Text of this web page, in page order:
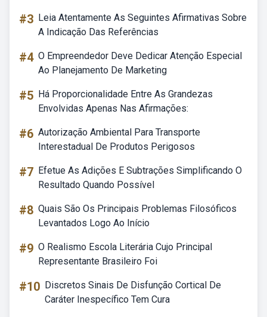
#3 Leia Atentamente As Seguintes Afirmativas Sobre
A Indicação Das Referências
#4 O Empreendedor Deve Dedicar Atenção Especial
Ao Planejamento De Marketing
#5 Há Proporcionalidade Entre As Grandezas
Envolvidas Apenas Nas Afirmações:
#6 Autorização Ambiental Para Transporte
Interestadual De Produtos Perigosos
#7 Efetue As Adições E Subtrações Simplificando O
Resultado Quando Possível
#8 Quais São Os Principais Problemas Filosóficos
Levantados Logo Ao Início
#9 O Realismo Escola Literária Cujo Principal
Representante Brasileiro Foi
#10 Discretos Sinais De Disfunção Cortical De
Caráter Inespecífico Tem Cura